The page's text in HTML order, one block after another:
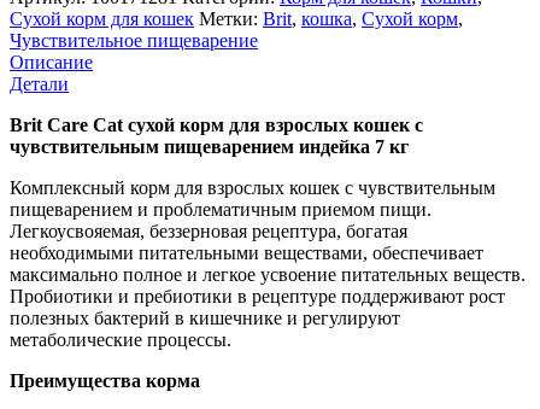
Сухой корм для кошек Метки: Brit, кошка, Сухой корм,
Чувствительное пищеварение
Описание
Детали
Brit Care Cat сухой корм для взрослых кошек с
чувствительным пищеварением индейка 7 кг
Комплексный корм для взрослых кошек с чувствительным
пищеварением и проблематичным приемом пищи.
Легкоусвояемая, беззерновая рецептура, богатая
необходимыми питательными веществами, обеспечивает
максимально полное и легкое усвоение питательных веществ.
Пробиотики и пребиотики в рецептуре поддерживают рост
полезных бактерий в кишечнике и регулируют
метаболические процессы.
Преимущества корма